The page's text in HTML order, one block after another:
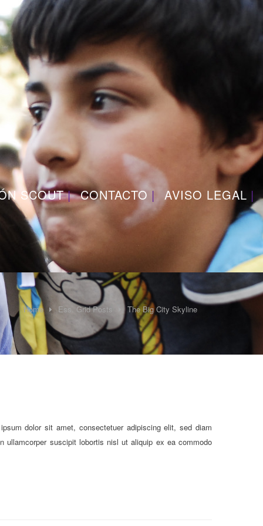
SCOUT CONTACTO AVISO LEGAL
Home Ess. Grid Posts The Big City Skyline
dolor sit amet, consectetuer adipiscing elit, sed diam
ullamcorper suscipit lobortis nisl ut aliquip ex ea commodo